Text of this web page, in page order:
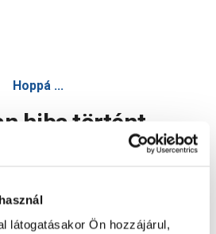
látogatásakor Ön hozzájárul,
Hoppá ...
hiba történt
újratöltése